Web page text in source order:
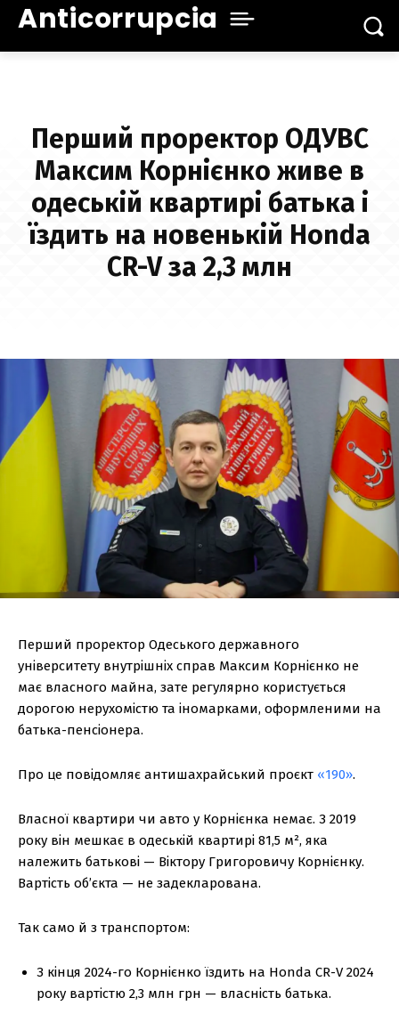
Anticorrupcia
Перший проректор ОДУВС
Максим Корнієнко живе в
одеській квартирі батька і
їздить на новенькій Honda
CR-V за 2,3 млн
Перший проректор Одеського державного
університету внутрішніх справ Максим Корнієнко не
має власного майна, зате регулярно користується
дорогою нерухомістю та іномарками, оформленими на
батька-пенсіонера.
Про це повідомляє антишахрайський проєкт «190».
Власної квартири чи авто у Корнієнка немає. З 2019
року він мешкає в одеській квартирі 81,5 м², яка
належить батькові — Віктору Григоровичу Корнієнку.
Вартість об’єкта — не задекларована.
Так само й з транспортом:
З кінця 2024-го Корнієнко їздить на Honda CR-V 2024
року вартістю 2,3 млн грн — власність батька.